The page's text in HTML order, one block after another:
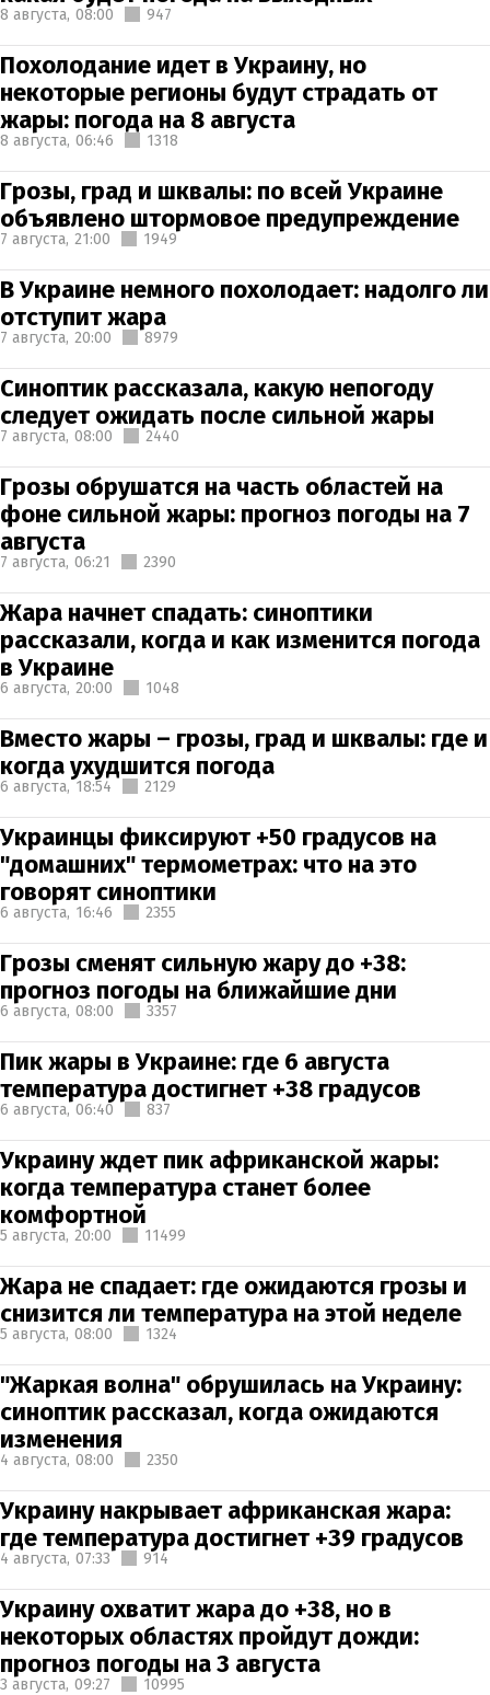
8 августа, 08:00 947
Похолодание идет в Украину, но
некоторые регионы будут страдать от
жары: погода на 8 августа
8 августа, 06:46 1318
Грозы, град и шквалы: по всей Украине
объявлено штормовое предупреждение
7 августа, 21:00 1949
В Украине немного похолодает: надолго ли
отступит жара
7 августа, 20:00 8979
Синоптик рассказала, какую непогоду
следует ожидать после сильной жары
7 августа, 08:00 2440
Грозы обрушатся на часть областей на
фоне сильной жары: прогноз погоды на 7
августа
7 августа, 06:21 2390
Жара начнет спадать: синоптики
рассказали, когда и как изменится погода
в Украине
6 августа, 20:00 1048
Вместо жары – грозы, град и шквалы: где и
когда ухудшится погода
6 августа, 18:54 2129
Украинцы фиксируют +50 градусов на
"домашних" термометрах: что на это
говорят синоптики
6 августа, 16:46 2355
Грозы сменят сильную жару до +38:
прогноз погоды на ближайшие дни
6 августа, 08:00 3357
Пик жары в Украине: где 6 августа
температура достигнет +38 градусов
6 августа, 06:40 837
Украину ждет пик африканской жары:
когда температура станет более
комфортной
5 августа, 20:00 11499
Жара не спадает: где ожидаются грозы и
снизится ли температура на этой неделе
5 августа, 08:00 1324
"Жаркая волна" обрушилась на Украину:
синоптик рассказал, когда ожидаются
изменения
4 августа, 08:00 2350
Украину накрывает африканская жара:
где температура достигнет +39 градусов
4 августа, 07:33 914
Украину охватит жара до +38, но в
некоторых областях пройдут дожди:
прогноз погоды на 3 августа
3 августа, 09:27 10995